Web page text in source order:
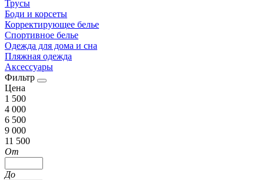
Трусы
Боди и корсеты
Корректирующее белье
Спортивное белье
Одежда для дома и сна
Пляжная одежда
Аксессуары
Фильтр
Цена
1 500
4 000
6 500
9 000
11 500
От
До